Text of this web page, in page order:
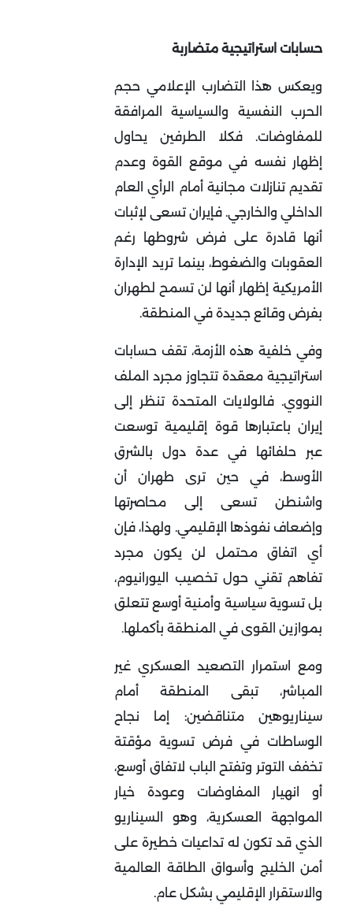
حسابات استراتيجية متضاربة
ويعكس هذا التضارب الإعلامي حجم
الحرب النفسية والسياسية المرافقة
للمفاوضات. فكلا الطرفين يحاول
إظهار نفسه في موقع القوة وعدم
تقديم تنازلات مجانية أمام الرأي العام
الداخلي والخارجي. فإيران تسعى لإثبات
أنها قادرة على فرض شروطها رغم
العقوبات والضغوط، بينما تريد الإدارة
الأمريكية إظهار أنها لن تسمح لطهران
بفرض وقائع جديدة في المنطقة.
وفي خلفية هذه الأزمة، تقف حسابات
استراتيجية معقدة تتجاوز مجرد الملف
النووي. فالولايات المتحدة تنظر إلى
إيران باعتبارها قوة إقليمية توسعت
عبر حلفائها في عدة دول بالشرق
الأوسط، في حين ترى طهران أن
واشنطن تسعى إلى محاصرتها
وإضعاف نفوذها الإقليمي. ولهذا، فإن
أي اتفاق محتمل لن يكون مجرد
تفاهم تقني حول تخصيب اليورانيوم،
بل تسوية سياسية وأمنية أوسع تتعلق
بموازين القوى في المنطقة بأكملها.
ومع استمرار التصعيد العسكري غير
المباشر، تبقى المنطقة أمام
سيناريوهين متناقضين: إما نجاح
الوساطات في فرض تسوية مؤقتة
تخفف التوتر وتفتح الباب لاتفاق أوسع،
أو انهيار المفاوضات وعودة خيار
المواجهة العسكرية، وهو السيناريو
الذي قد تكون له تداعيات خطيرة على
أمن الخليج وأسواق الطاقة العالمية
والاستقرار الإقليمي بشكل عام.